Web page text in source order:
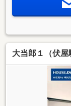
大当郎１（伏